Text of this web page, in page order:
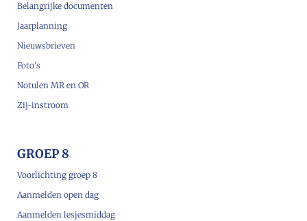
Belangrijke documenten
Jaarplanning
Nieuwsbrieven
Foto’s
Notulen MR en OR
Zij-instroom
GROEP 8
Voorlichting groep 8
Aanmelden open dag
Aanmelden lesjesmiddag